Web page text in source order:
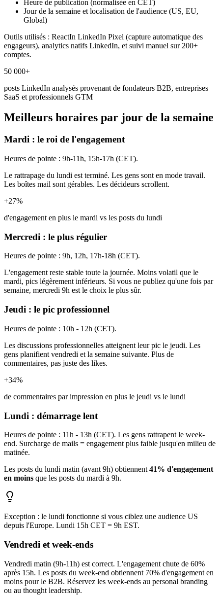
Heure de publication (normalisée en CET)
Jour de la semaine et localisation de l'audience (US, EU,
Global)
Outils utilisés : ReactIn LinkedIn Pixel (capture automatique des
engageurs), analytics natifs LinkedIn, et suivi manuel sur 200+
comptes.
50 000+
posts LinkedIn analysés provenant de fondateurs B2B, entreprises
SaaS et professionnels GTM
Meilleurs horaires par jour de la semaine
Mardi : le roi de l'engagement
Heures de pointe : 9h-11h, 15h-17h (CET).
Le rattrapage du lundi est terminé. Les gens sont en mode travail.
Les boîtes mail sont gérables. Les décideurs scrollent.
+27%
d'engagement en plus le mardi vs les posts du lundi
Mercredi : le plus régulier
Heures de pointe : 9h, 12h, 17h-18h (CET).
L'engagement reste stable toute la journée. Moins volatil que le
mardi, pics légèrement inférieurs. Si vous ne publiez qu'une fois par
semaine, mercredi 9h est le choix le plus sûr.
Jeudi : le pic professionnel
Heures de pointe : 10h - 12h (CET).
Les discussions professionnelles atteignent leur pic le jeudi. Les
gens planifient vendredi et la semaine suivante. Plus de
commentaires, pas juste des likes.
+34%
de commentaires par impression en plus le jeudi vs le lundi
Lundi : démarrage lent
Heures de pointe : 11h - 13h (CET). Les gens rattrapent le week-
end. Surcharge de mails = engagement plus faible jusqu'en milieu de
matinée.
Les posts du lundi matin (avant 9h) obtiennent 41% d'engagement
en moins que les posts du mardi à 9h.
Exception : le lundi fonctionne si vous ciblez une audience US
depuis l'Europe. Lundi 15h CET = 9h EST.
Vendredi et week-ends
Vendredi matin (9h-11h) est correct. L'engagement chute de 60%
après 15h. Les posts du week-end obtiennent 70% d'engagement en
moins pour le B2B. Réservez les week-ends au personal branding
ou au thought leadership.